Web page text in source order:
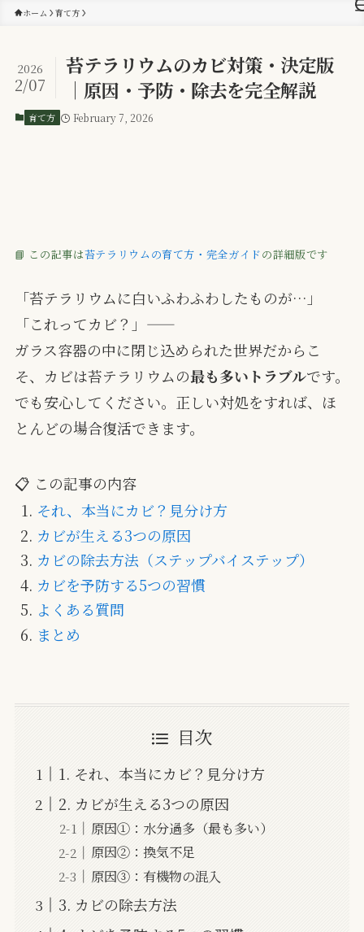
ホーム 育て方
苔テラリウムのカビ対策・決定版
｜原因・予防・除去を完全解説
2026
2/07
育て方 February 7, 2026
📘 この記事は苔テラリウムの育て方・完全ガイドの詳細版です
「苔テラリウムに白いふわふわしたものが…」
「これってカビ？」——
ガラス容器の中に閉じ込められた世界だからこ
そ、カビは苔テラリウムの最も多いトラブルです。
でも安心してください。正しい対処をすれば、ほ
とんどの場合復活できます。
📋 この記事の内容
それ、本当にカビ？見分け方
カビが生える3つの原因
カビの除去方法（ステップバイステップ）
カビを予防する5つの習慣
よくある質問
まとめ
目次
1. それ、本当にカビ？見分け方
2. カビが生える3つの原因
原因①：水分過多（最も多い）
原因②：換気不足
原因③：有機物の混入
3. カビの除去方法